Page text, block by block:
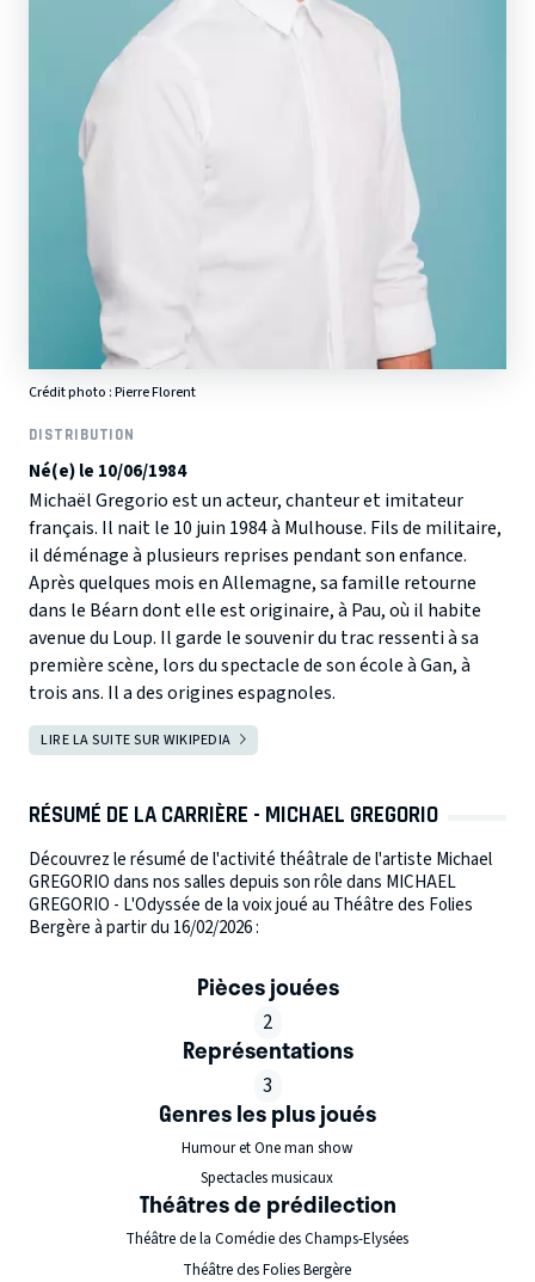
Crédit photo :Pierre Florent
DISTRIBUTION
Né(e) le 10/06/1984
Michaël Gregorio est un acteur, chanteur et imitateur
français. Il nait le 10 juin 1984 à Mulhouse. Fils de militaire,
il déménage à plusieurs reprises pendant son enfance.
Après quelques mois en Allemagne, sa famille retourne
dans le Béarn dont elle est originaire, à Pau, où il habite
avenue du Loup. Il garde le souvenir du trac ressenti à sa
première scène, lors du spectacle de son école à Gan, à
trois ans. Il a des origines espagnoles.
LIRE LA SUITE SUR WIKIPEDIA
RÉSUMÉ DE LA CARRIÈRE - MICHAEL GREGORIO
Découvrez le résumé de l'activité théâtrale de l'artiste Michael
GREGORIO dans nos salles depuis son rôle dans MICHAEL
GREGORIO - L'Odyssée de la voix joué au Théâtre des Folies
Bergère à partir du 16/02/2026 :
Pièces jouées
2
Représentations
3
Genres les plus joués
Humour et One man show
Spectacles musicaux
Théâtres de prédilection
Théâtre de la Comédie des Champs-Elysées
Théâtre des Folies Bergère